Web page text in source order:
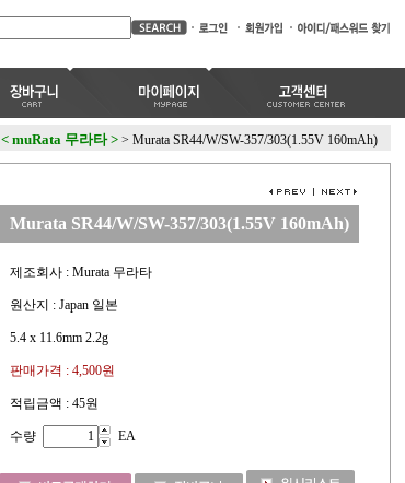
< muRata 무라타 > > Murata SR44/W/SW-357/303(1.55V 160mAh)
Murata SR44/W/SW-357/303(1.55V 160mAh)
제조회사 : Murata 무라타
원산지 : Japan 일본
5.4 x 11.6mm 2.2g
판매가격 : 4,500원
적립금액 : 45원
수량 EA